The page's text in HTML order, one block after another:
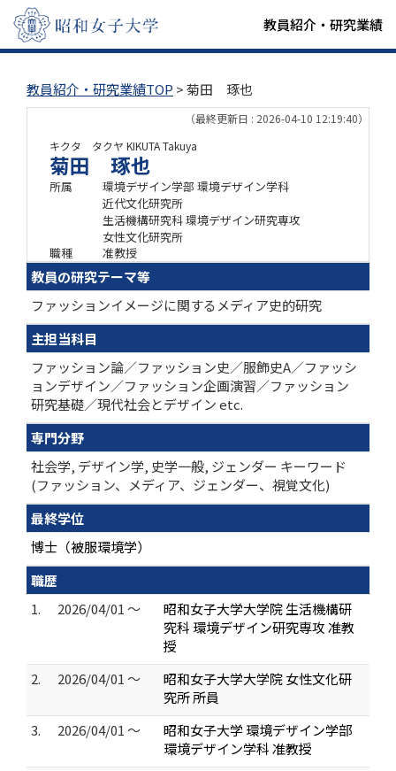
教員紹介・研究業績
教員紹介・研究業績TOP > 菊田 琢也
（最終更新日 : 2026-04-10 12:19:40）
キクタ タクヤ KIKUTA Takuya
菊田 琢也
所属
環境デザイン学部 環境デザイン学科
近代文化研究所
生活機構研究科 環境デザイン研究専攻
女性文化研究所
職種
准教授
教員の研究テーマ等
ファッションイメージに関するメディア史的研究
主担当科目
ファッション論／ファッション史／服飾史A／ファッシ
ョンデザイン／ファッション企画演習／ファッション
研究基礎／現代社会とデザイン etc.
専門分野
社会学, デザイン学, 史学一般, ジェンダー キーワード
(ファッション、メディア、ジェンダー、視覚文化)
最終学位
博士（被服環境学）
職歴
1.
2026/04/01 ～
昭和女子大学大学院 生活機構研
究科 環境デザイン研究専攻 准教
授
2.
2026/04/01 ～
昭和女子大学大学院 女性文化研
究所 所員
3.
2026/04/01 ～
昭和女子大学 環境デザイン学部
環境デザイン学科 准教授